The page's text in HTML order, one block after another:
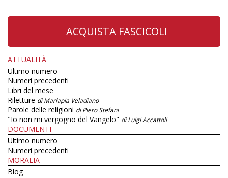
ACQUISTA FASCICOLI
ATTUALITÀ
Ultimo numero
Numeri precedenti
Libri del mese
Riletture di Mariapia Veladiano
Parole delle religioni di Piero Stefani
"Io non mi vergogno del Vangelo" di Luigi Accattoli
DOCUMENTI
Ultimo numero
Numeri precedenti
MORALIA
Blog